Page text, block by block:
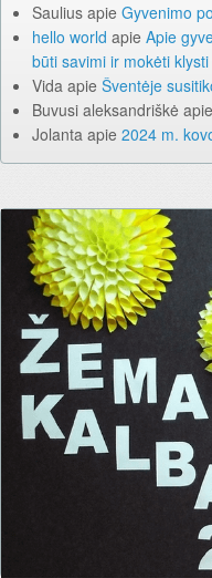
Saulius apie Gyvenimo
hello world apie Apie
būti savimi ir mokėti klysti
Vida apie Šventėje
Buvusi aleksandriškė apie
Jolanta apie 2024 m.